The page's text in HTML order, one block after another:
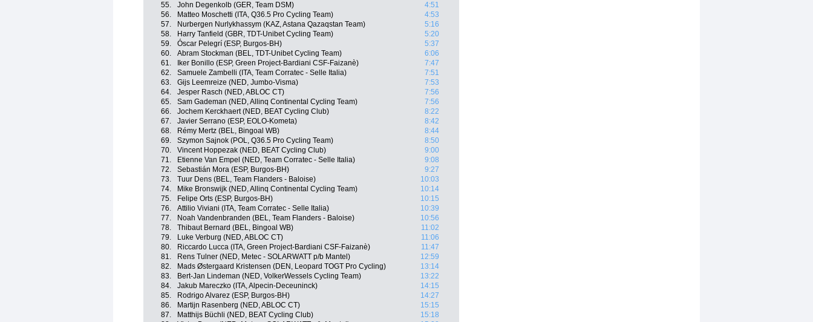
55.
John Degenkolb (GER, Team DSM)
4:51
56.
Matteo Moschetti (ITA, Q36.5 Pro Cycling Team)
4:53
57.
Nurbergen Nurlykhassym (KAZ, Astana Qazaqstan Team)
5:16
58.
Harry Tanfield (GBR, TDT-Unibet Cycling Team)
5:20
59.
Óscar Pelegrí (ESP, Burgos-BH)
5:37
60.
Abram Stockman (BEL, TDT-Unibet Cycling Team)
6:06
61.
Iker Bonillo (ESP, Green Project-Bardiani CSF-Faizanè)
7:47
62.
Samuele Zambelli (ITA, Team Corratec - Selle Italia)
7:51
63.
Gijs Leemreize (NED, Jumbo-Visma)
7:53
64.
Jesper Rasch (NED, ABLOC CT)
7:56
65.
Sam Gademan (NED, Allinq Continental Cycling Team)
7:56
66.
Jochem Kerckhaert (NED, BEAT Cycling Club)
8:22
67.
Javier Serrano (ESP, EOLO-Kometa)
8:42
68.
Rémy Mertz (BEL, Bingoal WB)
8:44
69.
Szymon Sajnok (POL, Q36.5 Pro Cycling Team)
8:50
70.
Vincent Hoppezak (NED, BEAT Cycling Club)
9:00
71.
Etienne Van Empel (NED, Team Corratec - Selle Italia)
9:08
72.
Sebastián Mora (ESP, Burgos-BH)
9:27
73.
Tuur Dens (BEL, Team Flanders - Baloise)
10:03
74.
Mike Bronswijk (NED, Allinq Continental Cycling Team)
10:14
75.
Felipe Orts (ESP, Burgos-BH)
10:15
76.
Attilio Viviani (ITA, Team Corratec - Selle Italia)
10:39
77.
Noah Vandenbranden (BEL, Team Flanders - Baloise)
10:56
78.
Thibaut Bernard (BEL, Bingoal WB)
11:02
79.
Luke Verburg (NED, ABLOC CT)
11:06
80.
Riccardo Lucca (ITA, Green Project-Bardiani CSF-Faizanè)
11:47
81.
Rens Tulner (NED, Metec - SOLARWATT p/b Mantel)
12:59
82.
Mads Østergaard Kristensen (DEN, Leopard TOGT Pro Cycling)
13:14
83.
Bert-Jan Lindeman (NED, VolkerWessels Cycling Team)
13:22
84.
Jakub Mareczko (ITA, Alpecin-Deceuninck)
14:15
85.
Rodrigo Alvarez (ESP, Burgos-BH)
14:27
86.
Martijn Rasenberg (NED, ABLOC CT)
15:15
87.
Matthijs Büchli (NED, BEAT Cycling Club)
15:18